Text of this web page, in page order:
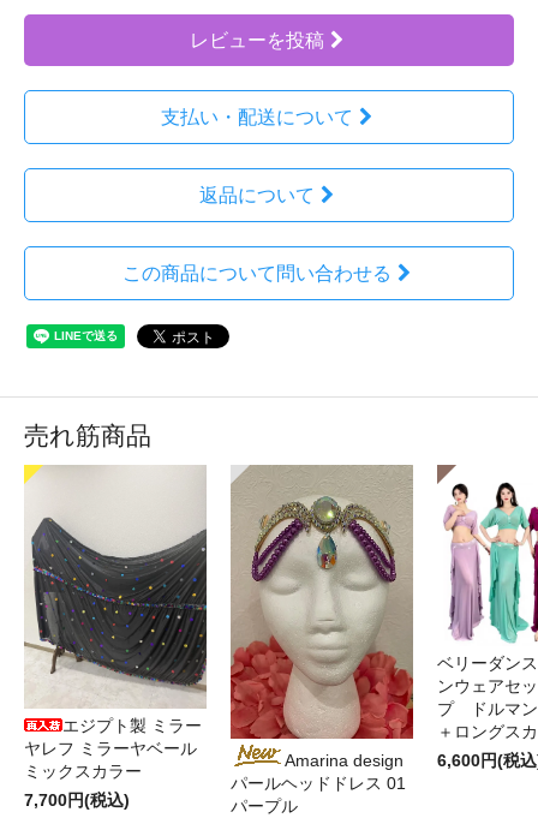
レビューを投稿
支払い・配送について
返品について
この商品について問い合わせる
売れ筋商品
エジプト製 ミラー
ヤレフ ミラーヤベール
ミックスカラー
7,700円(税込)
Amarina design
パールヘッドドレス 01
パープル
ベリーダン
ンウェアセ
プ ドルマン
＋ロングス
6,600円(税